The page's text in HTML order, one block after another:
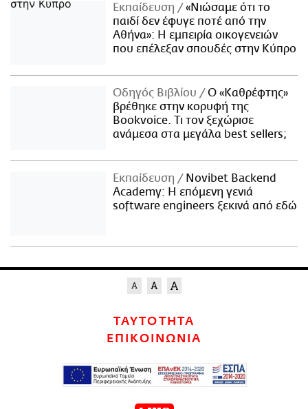
Εκπαίδευση
«Νιώσαμε ότι το
παιδί δεν έφυγε ποτέ από την
Αθήνα»: Η εμπειρία οικογενειών
που επέλεξαν σπουδές στην Κύπρο
Οδηγός Βιβλίου
Ο «Καθρέφτης»
βρέθηκε στην κορυφή της
Bookvoice. Τι τον ξεχώρισε
ανάμεσα στα μεγάλα best sellers;
Εκπαίδευση
Novibet Backend
Academy: Η επόμενη γενιά
software engineers ξεκινά από εδώ
ΤΑΥΤΟΤΗΤΑ
ΕΠΙΚΟΙΝΩΝΙΑ